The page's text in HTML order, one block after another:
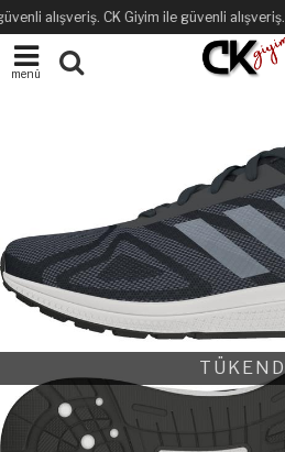
alışveriş. CK Giyim ile güvenli alışveriş.
menü